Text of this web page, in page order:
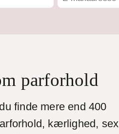
parforhold
finde mere end 400
kærlighed, sex